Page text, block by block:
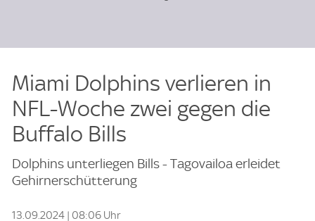
Miami Dolphins verlieren in
NFL-Woche zwei gegen die
Buffalo Bills
Dolphins unterliegen Bills - Tagovailoa erleidet
Gehirnerschütterung
13.09.2024 | 08:06 Uhr